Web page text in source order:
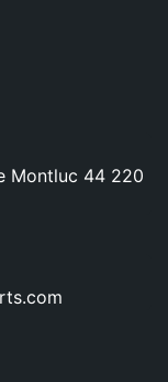
Montluc 44 220